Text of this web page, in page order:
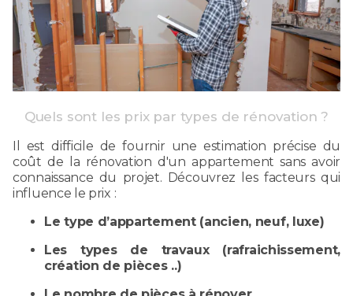
Quels sont les prix par types de rénovation ?
Il est difficile de fournir une estimation précise du
coût de la rénovation d'un appartement sans avoir
connaissance du projet. Découvrez les facteurs qui
influence le prix :
Le type d’appartement (ancien, neuf, luxe)
Les types de travaux (rafraichissement,
création de pièces ..)